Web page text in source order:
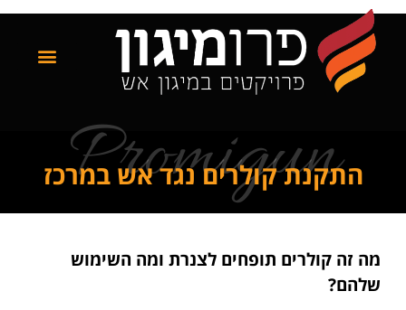
Promigun
התקנת קולרים נגד אש במרכז
מה זה קולרים תופחים לצנרת ומה השימוש
שלהם?